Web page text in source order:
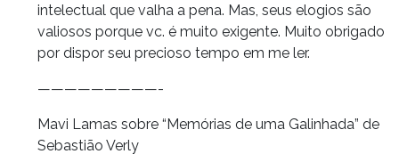
intelectual que valha a pena. Mas, seus elogios são
valiosos porque vc. é muito exigente. Muito obrigado
por dispor seu precioso tempo em me ler.
—————————-
Mavi Lamas sobre “Memórias de uma Galinhada” de
Sebastião Verly